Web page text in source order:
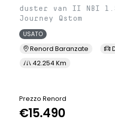
duster van II NBI
Journey Qstom
USATO
Renord Baranzate
42.254 Km
Prezzo Renord
€15.490